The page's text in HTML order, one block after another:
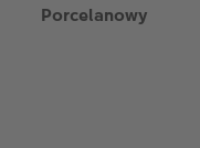
Porcelanowy